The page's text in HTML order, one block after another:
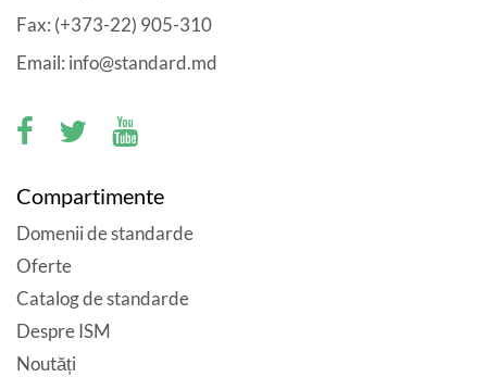
Fax: (+373-22) 905-310
Email: info@standard.md
Compartimente
Domenii de standarde
Oferte
Catalog de standarde
Despre ISM
Noutăți